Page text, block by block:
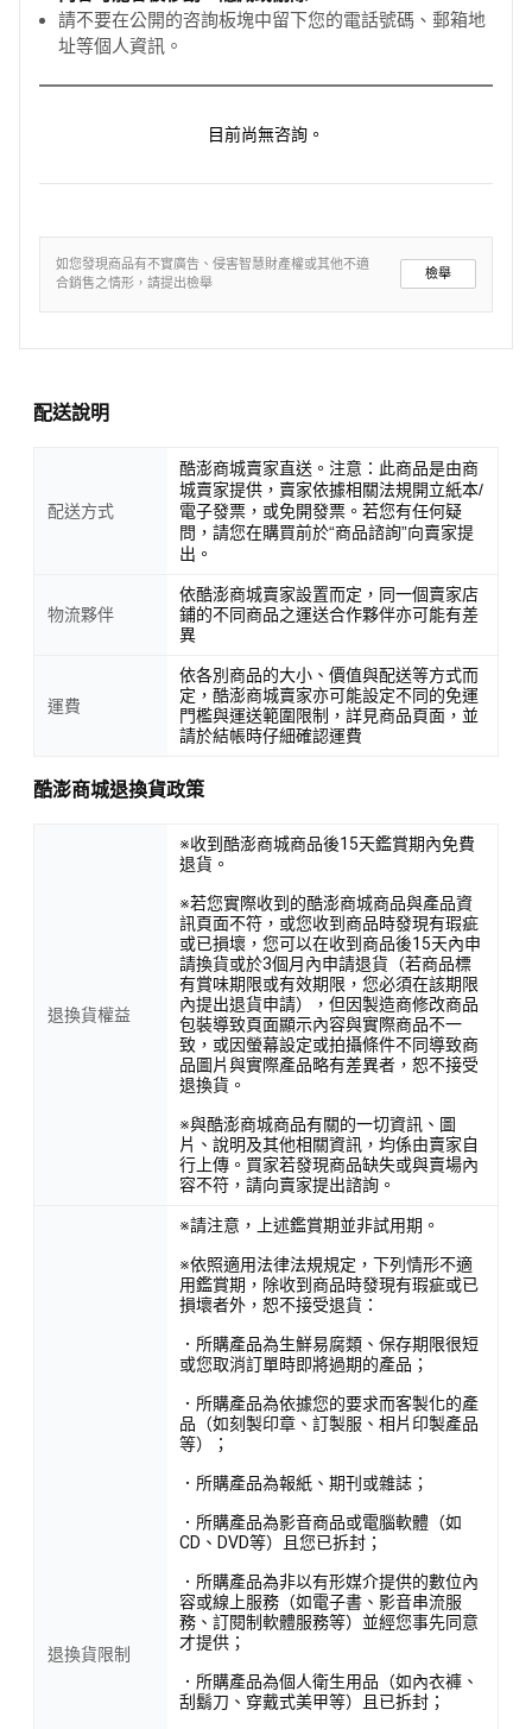
請不要在公開的咨詢板塊中留下您的電話號碼、郵箱地
址等個人資訊。
目前尚無咨詢。
如您發現商品有不實廣告、侵害智慧財產權或其他不適
合銷售之情形，請提出檢舉
檢舉
配送說明
配送方式
酷澎商城賣家直送。注意：此商品是由商
城賣家提供，賣家依據相關法規開立紙本/
電子發票，或免開發票。若您有任何疑
問，請您在購買前於“商品諮詢”向賣家提
出。
物流夥伴
依酷澎商城賣家設置而定，同一個賣家店
鋪的不同商品之運送合作夥伴亦可能有差
異
運費
依各別商品的大小、價值與配送等方式而
定，酷澎商城賣家亦可能設定不同的免運
門檻與運送範圍限制，詳見商品頁面，並
請於結帳時仔細確認運費
酷澎商城退換貨政策
退換貨權益
※收到酷澎商城商品後15天鑑賞期內免費
退貨。
※若您實際收到的酷澎商城商品與產品資
訊頁面不符，或您收到商品時發現有瑕疵
或已損壞，您可以在收到商品後15天內申
請換貨或於3個月內申請退貨（若商品標
有賞味期限或有效期限，您必須在該期限
內提出退貨申請），但因製造商修改商品
包裝導致頁面顯示內容與實際商品不一
致，或因螢幕設定或拍攝條件不同導致商
品圖片與實際產品略有差異者，恕不接受
退換貨。
※與酷澎商城商品有關的一切資訊、圖
片、說明及其他相關資訊，均係由賣家自
行上傳。買家若發現商品缺失或與賣場內
容不符，請向賣家提出諮詢。
退換貨限制
※請注意，上述鑑賞期並非試用期。
※依照適用法律法規規定，下列情形不適
用鑑賞期，除收到商品時發現有瑕疵或已
損壞者外，恕不接受退貨：
．所購產品為生鮮易腐類、保存期限很短
或您取消訂單時即將過期的產品；
．所購產品為依據您的要求而客製化的產
品（如刻製印章、訂製服、相片印製產品
等）；
．所購產品為報紙、期刊或雜誌；
．所購產品為影音商品或電腦軟體（如
CD、DVD等）且您已拆封；
．所購產品為非以有形媒介提供的數位內
容或線上服務（如電子書、影音串流服
務、訂閱制軟體服務等）並經您事先同意
才提供；
．所購產品為個人衛生用品（如內衣褲、
刮鬍刀、穿戴式美甲等）且已拆封；